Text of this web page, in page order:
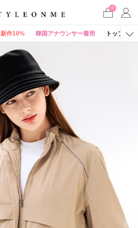
0
新作10% 韓国アナウンサー着用 トップス